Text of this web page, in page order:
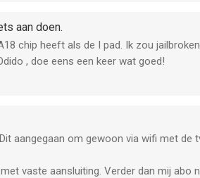
aan doen.
chip heeft als de I pad. Ik zou
, doe eens een keer wat goed!
aangegaan om gewoon via wifi met de
vaste aansluiting. Verder dan mij abo